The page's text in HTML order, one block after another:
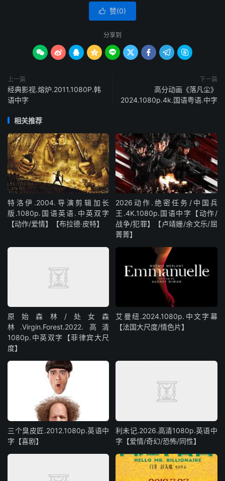
 赞(0)
分享到
        
上一篇
经典影视.熔炉.2011.1080P.韩
语中字
下一篇
高分动画《落凡尘》
2024.1080p.4k.国语粤语.中字
相关推荐
特洛伊.2004.导演剪辑加长
版.1080p.国语英语.中英双字
【动作/爱情】【布拉德·皮特】
2026动作.绝密任务/中国兵
王.4K.1080p.国语中字【动作/
战争/犯罪】【卢靖姗/余文乐/屈
菁菁】
原始森林/处女森
林.Virgin.Forest.2022.高清
1080p.中英双字【菲律宾大尺
度】
艾曼纽.2024.1080p.中文字幕
【法国大尺度/情色片】
三个臭皮匠.2012.1080p.英语中
字【喜剧】
利未记.2026.高清1080p.英语中
字【爱情/奇幻/恐怖/同性】